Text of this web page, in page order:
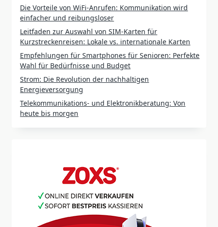
Die Vorteile von WiFi-Anrufen: Kommunikation wird
einfacher und reibungsloser
Leitfaden zur Auswahl von SIM-Karten für
Kurzstreckenreisen: Lokale vs. internationale Karten
Empfehlungen für Smartphones für Senioren: Perfekte
Wahl für Bedürfnisse und Budget
Strom: Die Revolution der nachhaltigen
Energieversorgung
Telekommunikations- und Elektronikberatung: Von
heute bis morgen